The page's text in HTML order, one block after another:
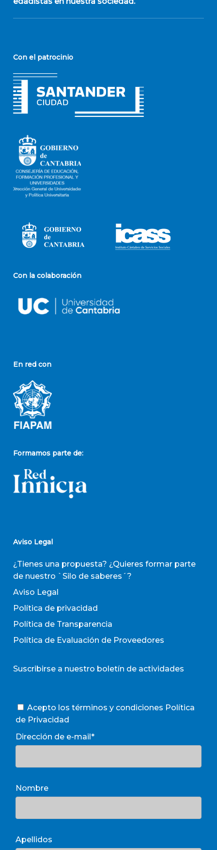
Con el patrocinio
Con la colaboración
En red con
Formamos parte de:
Aviso Legal
¿Tienes una propuesta? ¿Quieres formar parte
de nuestro `Silo de saberes´?
Aviso Legal
Política de privacidad
Política de Transparencia
Política de Evaluación de Proveedores
Suscribirse a nuestro boletín de actividades
Acepto los términos y condiciones Política
de Privacidad
Dirección de e-mail*
Nombre
Apellidos